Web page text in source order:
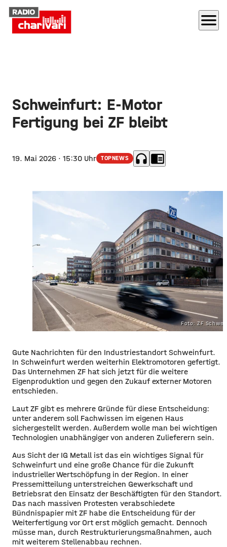
menu
Schweinfurt: E-Motor
Fertigung bei ZF bleibt
19. Mai 2026 · 15:30 Uhr TOPNEWS headphones chrome_reader_mode
Foto: ZF
Gute Nachrichten für den Industriestandort Schweinfurt.
In Schweinfurt werden weiterhin Elektromotoren gefertigt.
Das Unternehmen ZF hat sich jetzt für die weitere
Eigenproduktion und gegen den Zukauf externer Motoren
entschieden.
Laut ZF gibt es mehrere Gründe für diese Entscheidung:
unter anderem soll Fachwissen im eigenen Haus
sichergestellt werden. Außerdem wolle man bei wichtigen
Technologien unabhängiger von anderen Zulieferern sein.
Aus Sicht der IG Metall ist das ein wichtiges Signal für
Schweinfurt und eine große Chance für die Zukunft
industrieller Wertschöpfung in der Region. In einer
Pressemitteilung unterstreichen Gewerkschaft und
Betriebsrat den Einsatz der Beschäftigten für den Standort.
Das nach massiven Protesten verabschiedete
Bündnispapier mit ZF habe die Entscheidung für der
Weiterfertigung vor Ort erst möglich gemacht. Dennoch
müsse man, durch Restrukturierungsmaßnahmen, auch
mit weiterem Stellenabbau rechnen.